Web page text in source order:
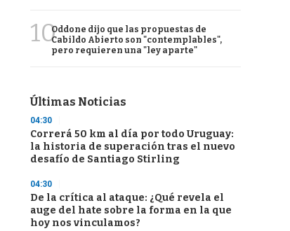
10Oddone dijo que las propuestas de
Cabildo Abierto son "contemplables",
pero requieren una "ley aparte"
Últimas Noticias
04:30
Correrá 50 km al día por todo Uruguay:
la historia de superación tras el nuevo
desafío de Santiago Stirling
04:30
De la crítica al ataque: ¿Qué revela el
auge del hate sobre la forma en la que
hoy nos vinculamos?